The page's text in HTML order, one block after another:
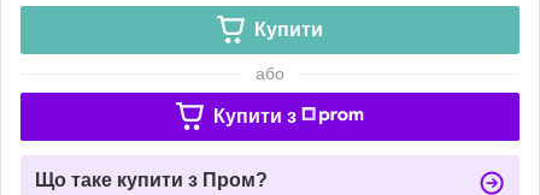
Купити
або
Купити з
Що таке купити з Пром?